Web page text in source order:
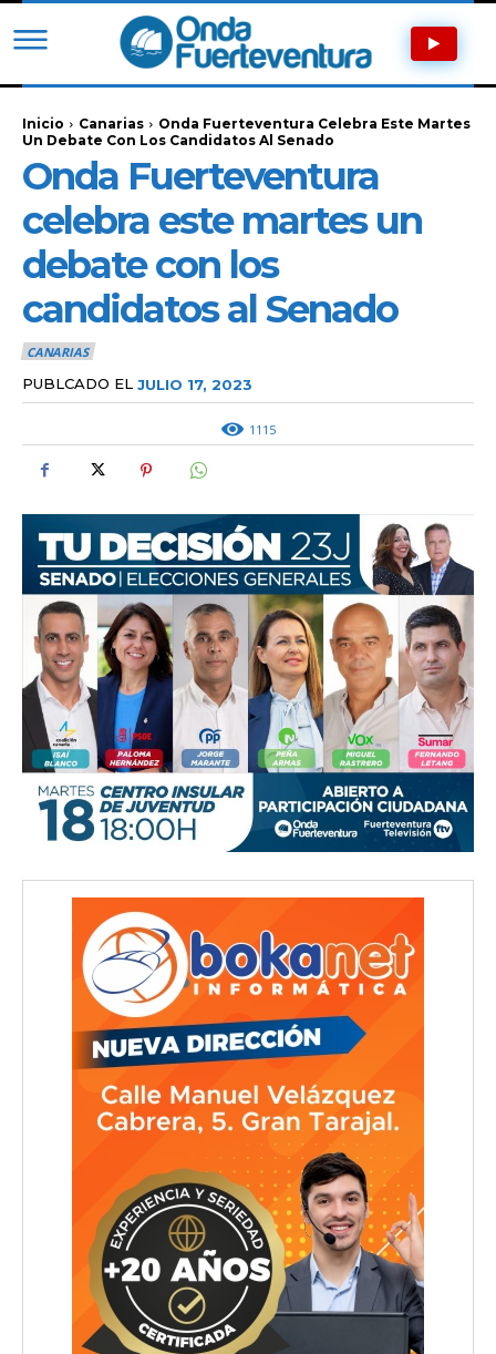
Inicio Canarias
Onda Fuerteventura Celebra Este Martes
Un Debate Con Los Candidatos Al Senado
Onda Fuerteventura
celebra este martes un
debate con los
candidatos al Senado
CANARIAS
PUBLCADO EL JULIO 17, 2023
1115